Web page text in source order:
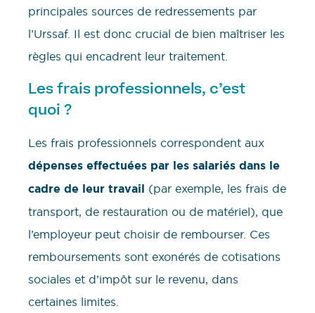
principales sources de redressements par
l’Urssaf. Il est donc crucial de bien maîtriser les
règles qui encadrent leur traitement.
Les frais professionnels, c’est
quoi ?
Les frais professionnels correspondent aux
dépenses effectuées par les salariés dans le
cadre de leur travail (par exemple, les frais de
transport, de restauration ou de matériel), que
l’employeur peut choisir de rembourser. Ces
remboursements sont exonérés de cotisations
sociales et d’impôt sur le revenu, dans
certaines limites.